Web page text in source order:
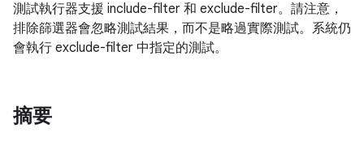
測試執行器支援 include-filter 和 exclude-filter。請注意，
排除篩選器會忽略測試結果，而不是略過實際測試。系統仍
會執行 exclude-filter 中指定的測試。
摘要